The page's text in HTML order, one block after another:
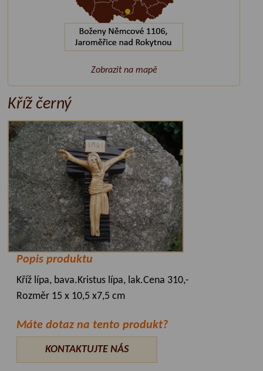
Zobrazit na mapě
Kříž černý
Popis produktu
Kříž lípa, bava.Kristus lípa, lak.Cena 310,-
Rozměr 15 x 10,5 x7,5 cm
Máte dotaz na tento produkt?
KONTAKTUJTE NÁS